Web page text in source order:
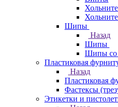
Шипы
Назад
Шипы
Шипы со
Пластиковая
Назад
Пластиковая
Фастексы
Этикетки и